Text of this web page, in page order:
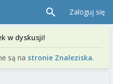
Zaloguj się
w dyskusji!
są na stronie Znaleziska.